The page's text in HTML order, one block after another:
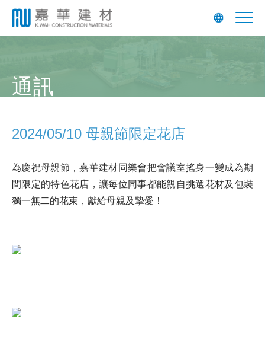
通訊
2024/05/10 母親節限定花店
為慶祝母親節，嘉華建材同樂會把會議室搖身一變成為期
間限定的特色花店，讓每位同事都能親自挑選花材及包裝
獨一無二的花束，獻給母親及摯愛！